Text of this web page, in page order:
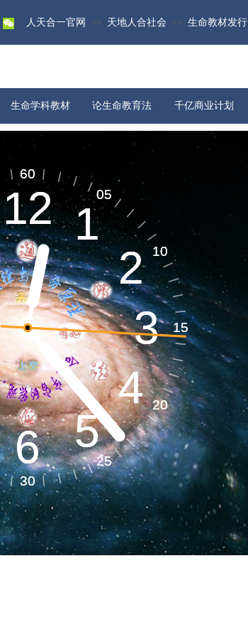
人天合一官网 >> 天地人合社会 >> 生命教材发行
生命学科教材 论生命教育法 千亿商业计划
生命起源​
地球系统​
05
10
15
20
25
30
60
1
2
3
4
5
6
12 05
10
15
20
25
30
60
1
2
3
4
5
6
12
环境气候​
健全健康​
生命能源​
宇宙演化​